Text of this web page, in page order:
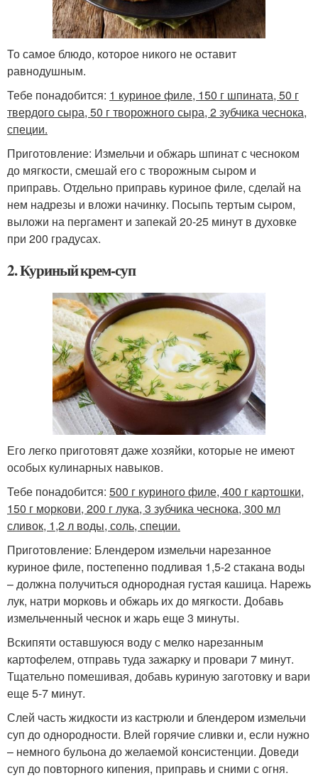
То самое блюдо, которое никого не оставит
равнодушным.
Тебе понадобится: 1 куриное филе, 150 г шпината, 50 г
твердого сыра, 50 г творожного сыра, 2 зубчика чеснока,
специи.
Приготовление: Измельчи и обжарь шпинат с чесноком
до мягкости, смешай его с творожным сыром и
приправь. Отдельно приправь куриное филе, сделай на
нем надрезы и вложи начинку. Посыпь тертым сыром,
выложи на пергамент и запекай 20-25 минут в духовке
при 200 градусах.
2. Куриный крем-суп
Его легко приготовят даже хозяйки, которые не имеют
особых кулинарных навыков.
Тебе понадобится: 500 г куриного филе, 400 г картошки,
150 г моркови, 200 г лука, 3 зубчика чеснока, 300 мл
сливок, 1,2 л воды, соль, специи.
Приготовление: Блендером измельчи нарезанное
куриное филе, постепенно подливая 1,5-2 стакана воды
– должна получиться однородная густая кашица. Нарежь
лук, натри морковь и обжарь их до мягкости. Добавь
измельченный чеснок и жарь еще 3 минуты.
Вскипяти оставшуюся воду с мелко нарезанным
картофелем, отправь туда зажарку и провари 7 минут.
Тщательно помешивая, добавь куриную заготовку и вари
еще 5-7 минут.
Слей часть жидкости из кастрюли и блендером измельчи
суп до однородности. Влей горячие сливки и, если нужно
– немного бульона до желаемой консистенции. Доведи
суп до повторного кипения, приправь и сними с огня.